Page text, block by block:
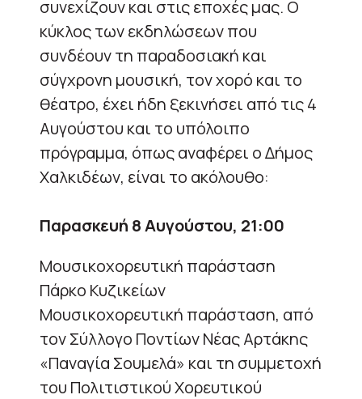
συνεχίζουν και στις εποχές μας. Ο
κύκλος των εκδηλώσεων που
συνδέουν τη παραδοσιακή και
σύγχρονη μουσική, τον χορό και το
θέατρο, έχει ήδη ξεκινήσει από τις 4
Αυγούστου και το υπόλοιπο
πρόγραμμα, όπως αναφέρει ο Δήμος
Χαλκιδέων, είναι το ακόλουθο:
Παρασκευή 8 Αυγούστου, 21:00
Μουσικοχορευτική παράσταση
Πάρκο Κυζικείων
Μουσικοχορευτική παράσταση, από
τον Σύλλογο Ποντίων Νέας Αρτάκης
«Παναγία Σουμελά» και τη συμμετοχή
του Πολιτιστικού Χορευτικού